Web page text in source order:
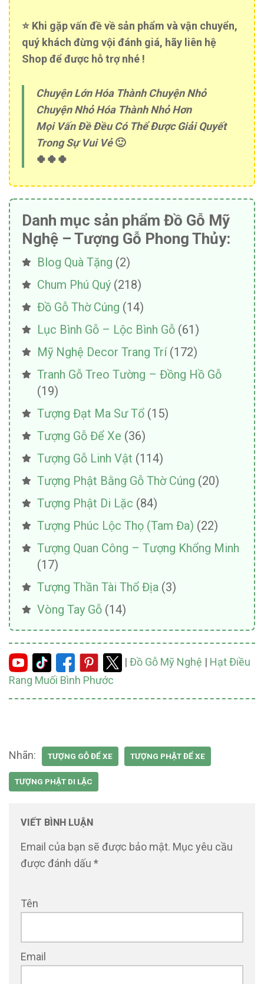
⭐️ Khi gặp vấn đề về sản phẩm và vận chuyển,
quý khách đừng vội đánh giá, hãy liên hệ
Shop để được hỗ trợ nhé !
Chuyện Lớn Hóa Thành Chuyện Nhỏ
Chuyện Nhỏ Hóa Thành Nhỏ Hơn
Mọi Vấn Đề Đều Có Thể Được Giải Quyết
Trong Sự Vui Vẻ🙂
🍀🍀🍀
Danh mục sản phẩm Đồ Gỗ Mỹ
Nghệ – Tượng Gỗ Phong Thủy:
Blog Quà Tặng (2)
Chum Phú Quý(218)
Đồ Gỗ Thờ Cúng (14)
Lục Bình Gỗ – Lộc Bình Gỗ(61)
Mỹ Nghệ Decor Trang Trí(172)
Tranh Gỗ Treo Tường – Đồng Hồ Gỗ
(19)
Tượng Đạt Ma Sư Tổ(15)
Tượng Gỗ Để Xe (36)
Tượng Gỗ Linh Vật (114)
Tượng Phật Bằng Gỗ Thờ Cúng (20)
Tượng Phật Di Lặc (84)
Tượng Phúc Lộc Thọ (Tam Đa) (22)
Tượng Quan Công – Tượng Khổng Minh
(17)
Tượng Thần Tài Thổ Địa(3)
Vòng Tay Gỗ(14)
| Đồ Gỗ Mỹ Nghệ | Hạt Điều
Rang Muối Bình Phước
Nhãn: TƯỢNG GỖ ĐỂ XE TƯỢNG PHẬT ĐỂ XE
TƯỢNG PHẬT DI LẶC
VIẾT BÌNH LUẬN
Email của bạn sẽ được bảo mật. Mục yêu cầu
được đánh dấu *
Tên
Email